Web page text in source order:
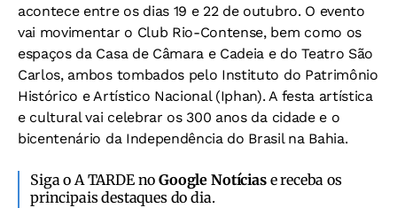
acontece entre os dias 19 e 22 de outubro. O evento
vai movimentar o Club Rio-Contense, bem como os
espaços da Casa de Câmara e Cadeia e do Teatro São
Carlos, ambos tombados pelo Instituto do Patrimônio
Histórico e Artístico Nacional (Iphan). A festa artística
e cultural vai celebrar os 300 anos da cidade e o
bicentenário da Independência do Brasil na Bahia.
Siga o A TARDE noGoogle Notíciase receba os
principais destaques do dia.